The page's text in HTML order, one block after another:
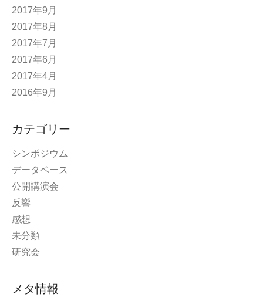
2017年9月
2017年8月
2017年7月
2017年6月
2017年4月
2016年9月
カテゴリー
シンポジウム
データベース
公開講演会
反響
感想
未分類
研究会
メタ情報